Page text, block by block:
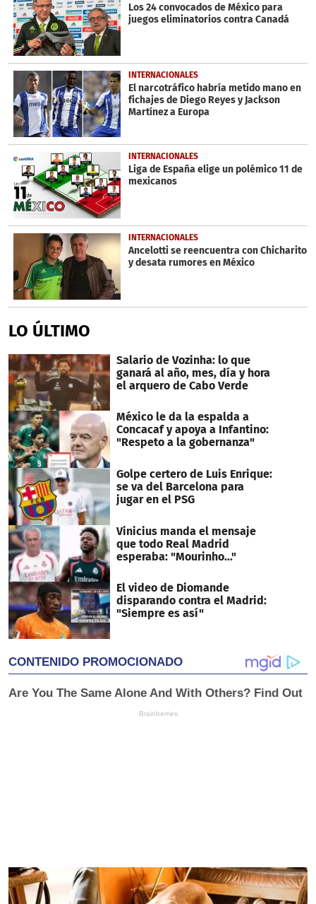
Los 24 convocados de México para
juegos eliminatorios contra Canadá
INTERNACIONALES
El narcotráfico habría metido mano en
fichajes de Diego Reyes y Jackson
Martínez a Europa
INTERNACIONALES
Liga de España elige un polémico 11 de
mexicanos
INTERNACIONALES
Ancelotti se reencuentra con Chicharito
y desata rumores en México
LO ÚLTIMO
Salario de Vozinha: lo que
ganará al año, mes, día y hora
el arquero de Cabo Verde
México le da la espalda a
Concacaf y apoya a Infantino:
"Respeto a la gobernanza"
Golpe certero de Luis Enrique:
se va del Barcelona para
jugar en el PSG
Vinicius manda el mensaje
que todo Real Madrid
esperaba: "Mourinho..."
El video de Diomande
disparando contra el Madrid:
"Siempre es así"